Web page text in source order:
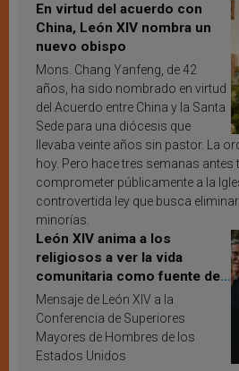
En virtud del acuerdo con
China, León XIV nombra un
nuevo obispo
Mons. Chang Yanfeng, de 42
años, ha sido nombrado en virtud
del Acuerdo entre China y la Santa
Sede para una diócesis que
llevaba veinte años sin pastor. La
hoy. Pero hace tres semanas antes
comprometer públicamente a la
controvertida ley que busca
minorías.
León XIV anima a los
religiosos a ver la vida
comunitaria como fuente de
inspiración y santificación
Mensaje de León XIV a la
Conferencia de Superiores
Mayores de Hombres de los
Estados Unidos